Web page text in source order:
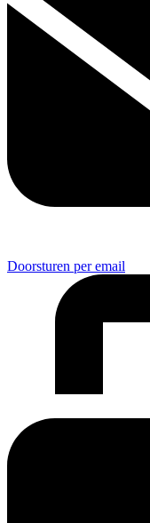
Doorsturen per email